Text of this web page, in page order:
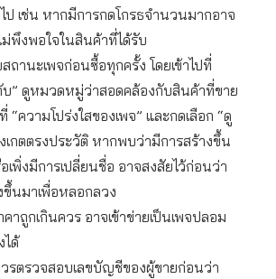
ป เช่น หากมีการกดโกรธจำนวนมากอาจ
พึงพอใจในสินค้าที่ได้รับ
ถานะเพจก่อนซื้อทุกครั้ง โดยเข้าไปที่
บ” ดูหมวดหมู่ว่าสอดคล้องกับสินค้าที่ขาย
“ความโปร่งใสของเพจ” และกดเลือก “ดู
เกตตรงประวัติ หากพบว่ามีการสร้างขึ้น
พิ่งมีการเปลี่ยนชื่อ อาจสงสัยไว้ก่อนว่า
ขึ้นมาเพื่อหลอกลวง
าถูกเกินควร อาจเข้าข่ายเป็นเพจปลอม
ด้
รตรวจสอบเลขบัญชีของผู้ขายก่อนว่า